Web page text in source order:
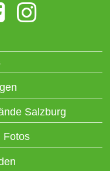
Salzburg
Fotos